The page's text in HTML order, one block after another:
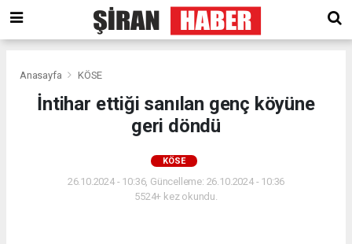
Anasayfa KÖSE
İntihar ettiği sanılan genç köyüne
geri döndü
KÖSE
26.10.2024 - 10:36, Güncelleme: 26.10.2024 - 10:36
5524+ kez okundu.